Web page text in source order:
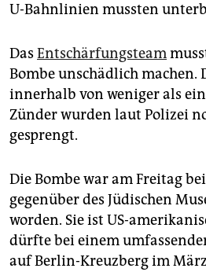
U-Bahnlinien mussten
Das Entschärfungsteam
Bombe unschädlich machen.
innerhalb von weniger als
Zünder wurden laut Polizei
gesprengt.
Die Bombe war am Freitag
gegenüber des Jüdischen
worden. Sie ist US-
dürfte bei einem
auf Berlin-Kreuzberg im